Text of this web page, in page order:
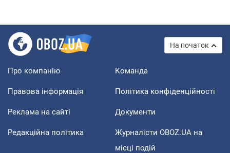
На початок
Про компанію Команда
Правова інформація Політика конфіденційності
Реклама на сайті Документи
Редакційна політика
Журналісти OBOZ.UA на
місці подій